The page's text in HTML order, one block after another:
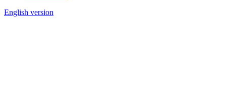
English version